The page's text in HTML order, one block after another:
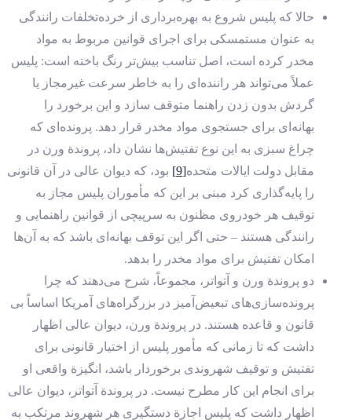
حالا که پلیس شروع به بهره‌برداری از خرده‌تخلفات رانندگی
به عنوان مستمسکی برای اجرای قوانین مربوط به مواد
مخدر کرده است، اصل تناسب بیش‌تر رنگ باخته است: پلیس
عملاً می‌تواند هر راننده‌ای را به خاطر سرعت غیرمجاز یا
گردش بدون زدن راهنما متوقف سازد و این برخورد را
بهانه‌ای برای جستجوی مواد مخدر قرار دهد. پرونده‌ای که
چراغ سبزی به این نوع تفتیش‌ها نشان داد، پروندة ورن در
مقابل دولت ایالات متحده[9]
بود، که دیوان عالی در آن قانونی
را پایه‌گذاری کرد مبنی بر این که مأموران پلیس مجاز به
توقیف هر خودروی مظنون به سرپیچی از قوانین راهنمایی و
رانندگی هستند – حتی اگر این توقف بهانه‌ای باشد که به آن‌ها
امکان تفتیش برای مواد مخدر را بدهد.
دو پروندة ورن و آتواتر، مجموعاً، شرح می‌دهند که چرا
پرونده‌‌سازی‌های تبعیض‌آمیز در بزرگراه‌های آمریکا اساساً بی
‌قانون و قاعده هستند. در پروندة ورن، دیوان عالی اظهار
داشت که تا زمانی که مأمور پلیس از اختیار قانونی برای
تفتیش و توقیف شهروندی برخوردار باشد، انگیزة واقعی او
برای انجام این کار مطرح نیست. در پروندة آتواتر، دیوان عالی
اظهار داشت که پلیس اجازة دستگیری هر شهروند مرتکب به